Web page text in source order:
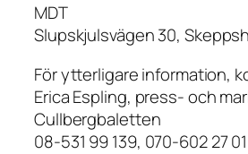
MDT
Slupskjulsvägen 30,
För ytterligare information,
Erica Espling, press- och
Cullbergbaletten
08-531 99 139, 070-602 27 01